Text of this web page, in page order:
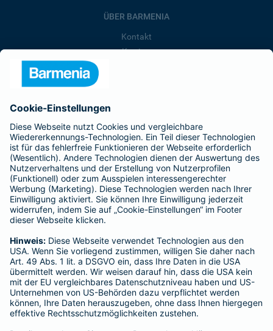
ÜBER BARMENIA
Kontakt
Karriere
Affiliate-Partner werden
Barmenia ist Teil der BarmeniaGothaer
BELIEBTE SEITEN
Kranken-Zusatzversicherung
Tierversicherungen
Haftpflichtversicherung
Hausratversicherung
SERVICE
Adresse ändern
Schaden melden
Kilometerstandsmeldung
Serviceübersicht